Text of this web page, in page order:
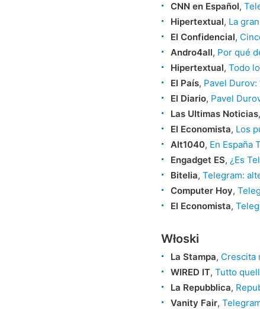
CNN en Español,
Hipertextual, La
El Confidencial,
Andro4all, Por qué
Hipertextual, Todo
El País, Pavel
El Diario, Pavel
Las Ultimas Noticias,
El Economista, Los
Alt1040, En España
Engadget ES, ¿Es
Bitelia, Telegram:
Computer Hoy,
El Economista,
Włoski
La Stampa, Crescita
WIRED IT, Tutto
La Repubblica,
Vanity Fair,